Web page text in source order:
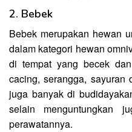
2. Bebek
Bebek merupakan hewan
dalam kategori hewan
di tempat yang becek
cacing, serangga,
juga banyak di
selain menguntungkan
perawatannya.